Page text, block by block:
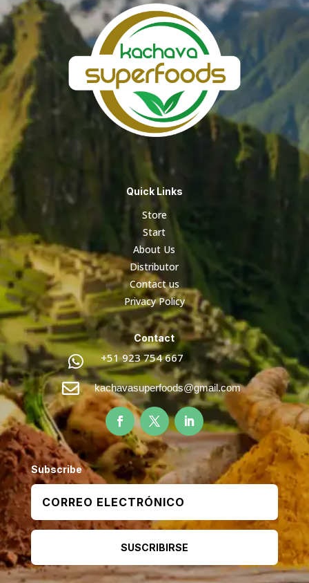
Quick Links
Store
Start
About Us
Distributor
Contact us
Privacy Policy
Contact
 +51 923 754 667
 kachavasuperfoods@gmail.com
Subscribe
SUSCRIBIRSE